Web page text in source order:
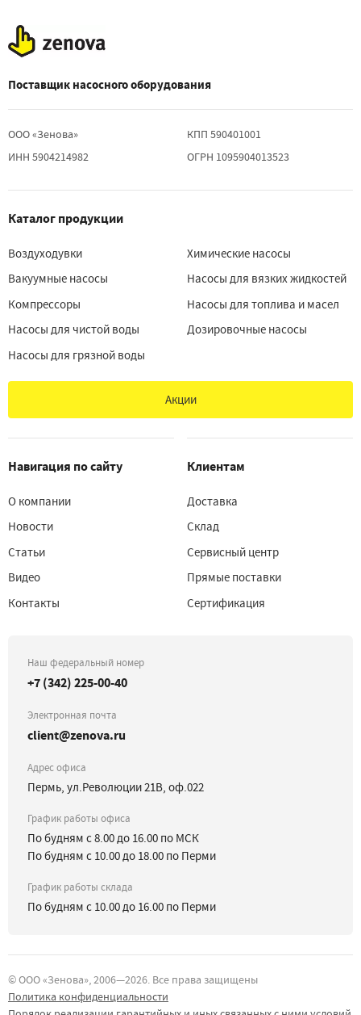
Поставщик насосного оборудования
ООО «Зенова»
ИНН 5904214982
КПП 590401001
ОГРН 1095904013523
Каталог продукции
Воздуходувки
Вакуумные насосы
Компрессоры
Насосы для чистой воды
Насосы для грязной воды
Химические насосы
Насосы для вязких жидкостей
Насосы для топлива и масел
Дозировочные насосы
Акции
Навигация по сайту
О компании
Новости
Статьи
Видео
Контакты
Клиентам
Доставка
Склад
Сервисный центр
Прямые поставки
Сертификация
Наш федеральный номер
+7 (342) 225-00-40
Электронная почта
client@zenova.ru
Адрес офиса
Пермь, ул.Революции 21В, оф.022
График работы офиса
По будням с 8.00 до 16.00 по МСК
По будням с 10.00 до 18.00 по Перми
График работы склада
По будням с 10.00 до 16.00 по Перми
©ООО «Зенова», 2006—2026. Все права защищены
Политика конфиденциальности